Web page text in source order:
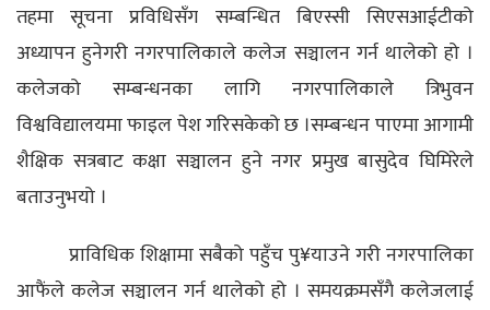
तहमा सूचना प्रविधिसँग सम्बन्धित बिएस्सी सिएसआईटीको
अध्यापन हुनेगरी नगरपालिकाले कलेज सञ्चालन गर्न थालेको हो ।
कलेजको सम्बन्धनका लागि नगरपालिकाले त्रिभुवन
विश्वविद्यालयमा फाइल पेश गरिसकेको छ ।सम्बन्धन पाएमा आगामी
शैक्षिक सत्रबाट कक्षा सञ्चालन हुने नगर प्रमुख बासुदेव घिमिरेले
बताउनुभयो ।
प्राविधिक शिक्षामा सबैको पहुँच पु¥याउने गरी नगरपालिका
आफैंले कलेज सञ्चालन गर्न थालेको हो । समयक्रमसँगै कलेजलाई